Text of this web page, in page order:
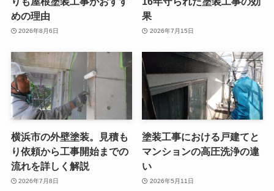
めの理由
2026年8月6日
果
2026年7月15日
横浜市の外壁塗装。見積も
り依頼から工事開始までの
流れを詳しく解説
2026年7月8日
塗装工事における戸建てと
マンションの高圧洗浄の違
い
2026年5月11日